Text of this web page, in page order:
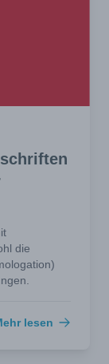
die
lesen